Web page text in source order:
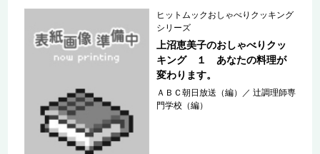
ヒットムックおしゃべりクッキング
シリーズ
上沼恵美子のおしゃべりクッ
キング １ あなたの料理が
変わります。
ＡＢＣ朝日放送（編） ／辻調理師専
門学校（編）